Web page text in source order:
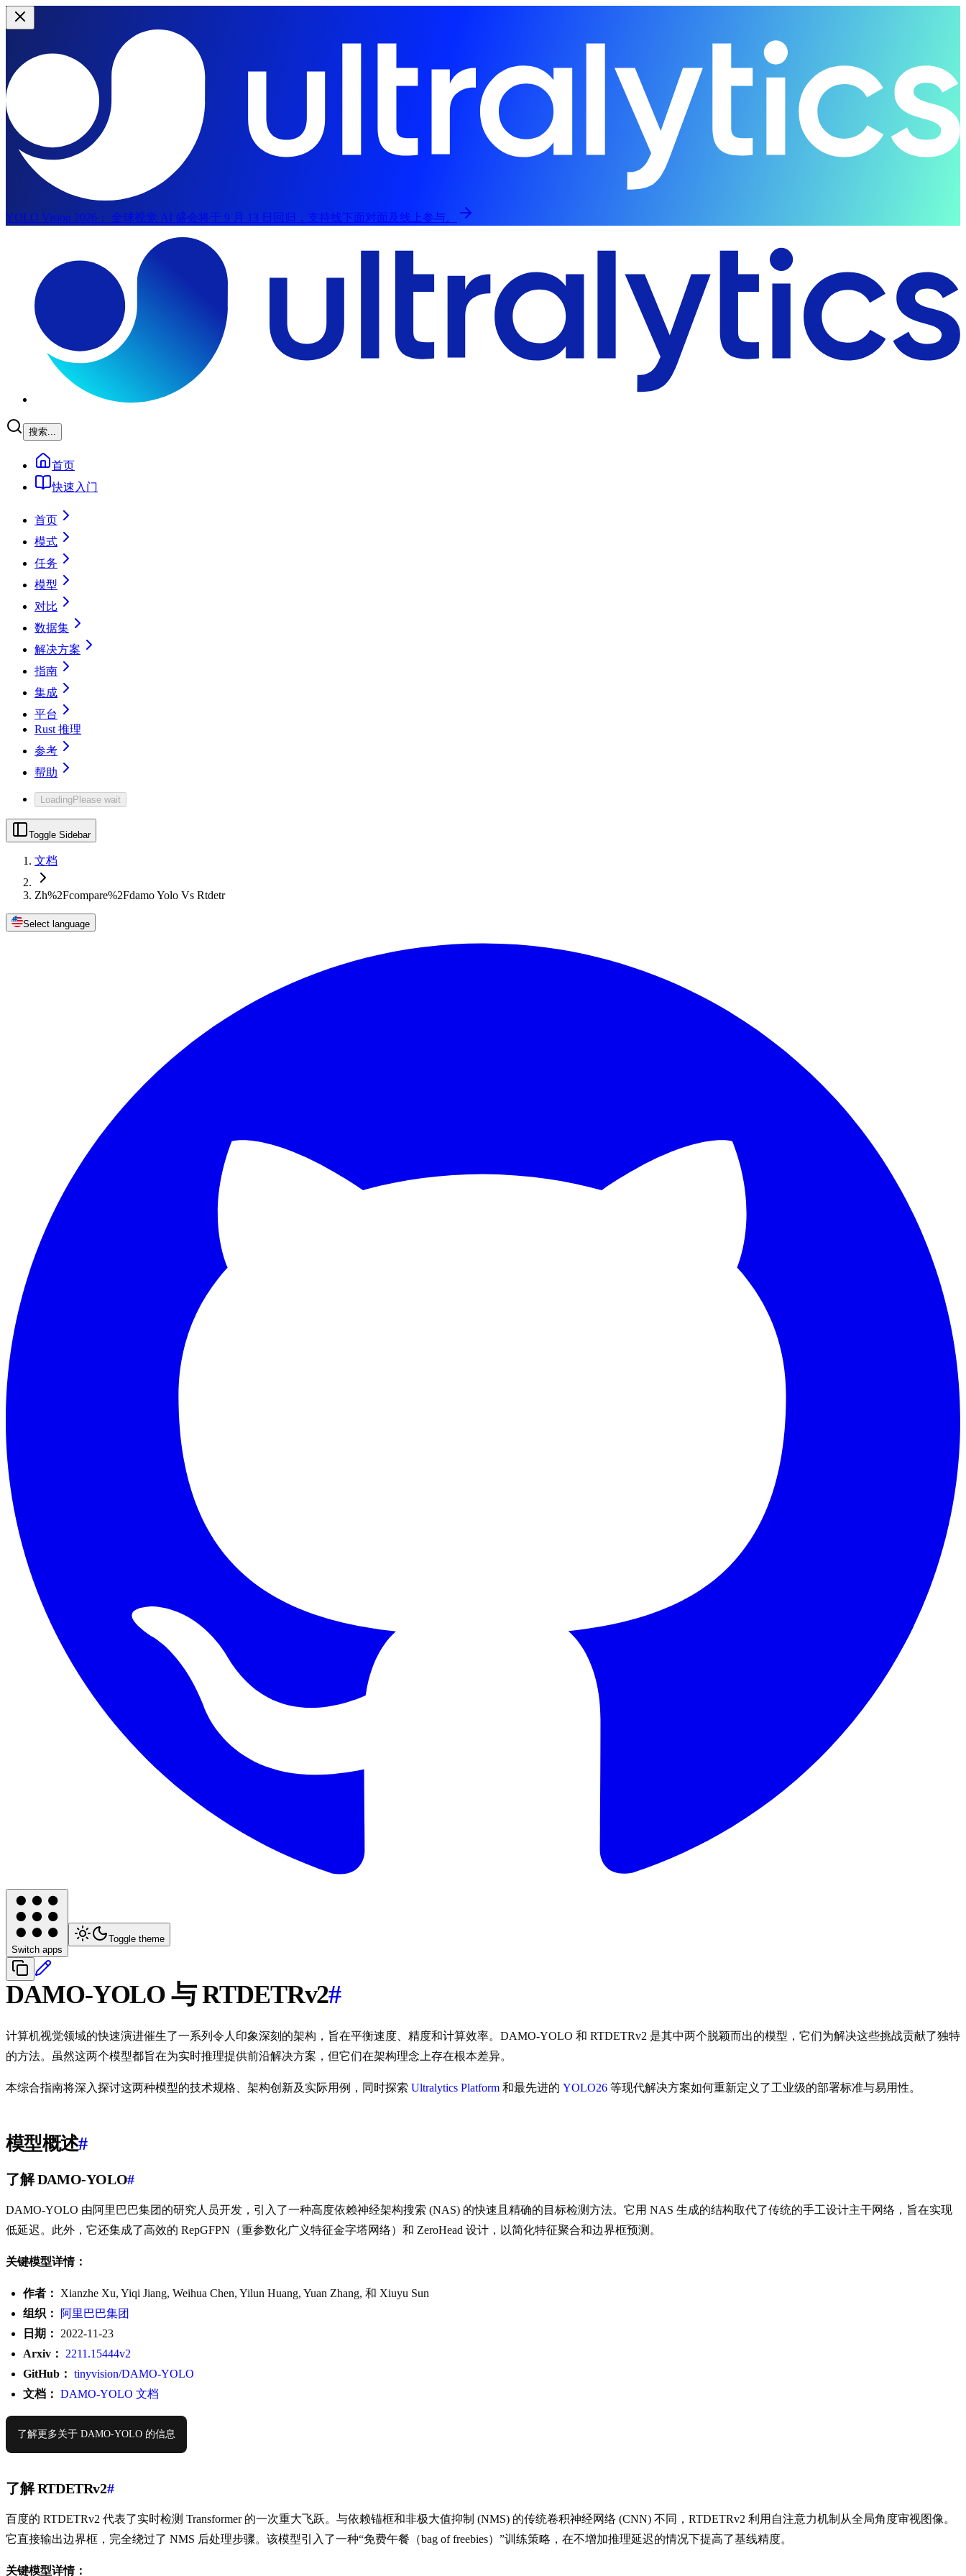
YOLO Vision 2026：
全球视觉 AI 盛会将于 9 月 13 日回归，支持线下面对面及线上参与。
搜索...
首页
快速入门
首页
模式
任务
模型
对比
数据集
解决方案
指南
集成
平台
Rust 推理
参考
帮助
LoadingPlease wait
Toggle Sidebar
文档
Zh%2Fcompare%2Fdamo Yolo Vs Rtdetr
Select language
Switch apps
Toggle theme
DAMO-YOLO 与 RTDETRv2#
计算机视觉领域的快速演进催生了一系列令人印象深刻的架构，旨在平衡速度、精度和计算效率。DAMO-YOLO 和 RTDETRv2 是其中两个脱颖而出的模型，它们为解决这些挑战贡献了独特
的方法。虽然这两个模型都旨在为实时推理提供前沿解决方案，但它们在架构理念上存在根本差异。
本综合指南将深入探讨这两种模型的技术规格、架构创新及实际用例，同时探索 Ultralytics Platform 和最先进的 YOLO26 等现代解决方案如何重新定义了工业级的部署标准与易用性。
模型概述#
了解 DAMO-YOLO#
DAMO-YOLO 由阿里巴巴集团的研究人员开发，引入了一种高度依赖神经架构搜索 (NAS) 的快速且精确的目标检测方法。它用 NAS 生成的结构取代了传统的手工设计主干网络，旨在实现
低延迟。此外，它还集成了高效的 RepGFPN（重参数化广义特征金字塔网络）和 ZeroHead 设计，以简化特征聚合和边界框预测。
关键模型详情：
作者：
Xianzhe Xu, Yiqi Jiang, Weihua Chen, Yilun Huang, Yuan Zhang, 和 Xiuyu Sun
组织：
阿里巴巴集团
日期：
2022-11-23
Arxiv：
2211.15444v2
GitHub： tinyvision/DAMO-YOLO
文档： DAMO-YOLO 文档
了解更多关于 DAMO-YOLO 的信息
了解 RTDETRv2#
百度的 RTDETRv2 代表了实时检测 Transformer 的一次重大飞跃。与依赖锚框和非极大值抑制 (NMS) 的传统卷积神经网络 (CNN) 不同，RTDETRv2 利用自注意力机制从全局角度审视图像。
它直接输出边界框，完全绕过了 NMS 后处理步骤。该模型引入了一种“免费午餐（bag of freebies）”训练策略，在不增加推理延迟的情况下提高了基线精度。
关键模型详情：